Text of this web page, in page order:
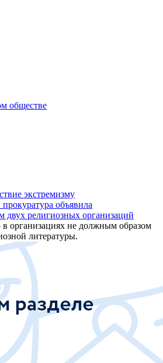
обществе
экстремизму
объявила
двух религиозных организаций
в организациях не должным образом
литературы.